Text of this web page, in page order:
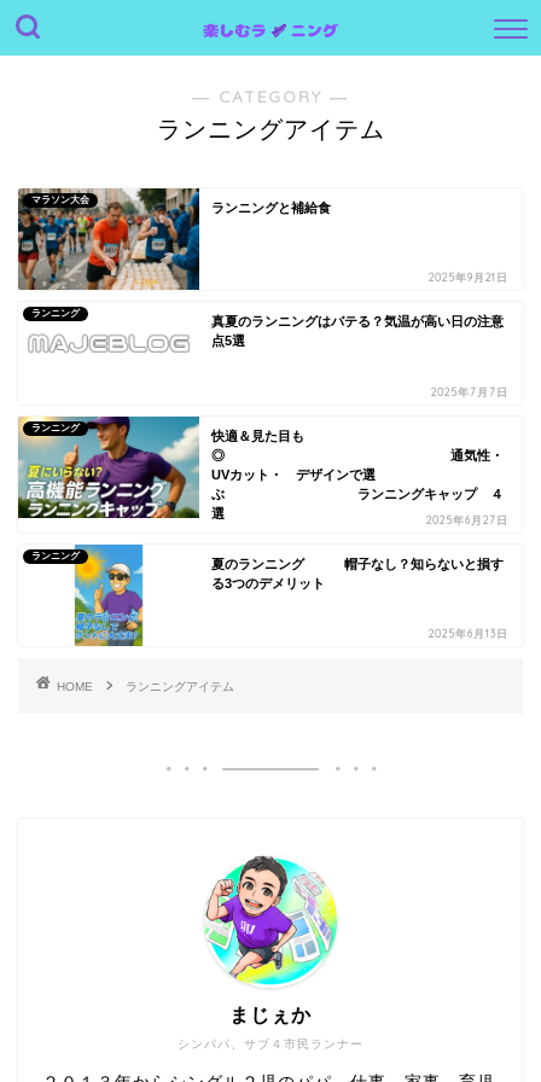
― CATEGORY ―
ランニングアイテム
マラソン大会
ランニングと補給食
2025年9月21日
ランニング
真夏のランニングはバテる？気温が高い日の注意
点5選
2025年7月7日
ランニング
快適＆見た目も
◎ 通気性・
UVカット・ デザインで選
ぶ ランニングキャップ ４
選
2025年6月27日
ランニング
夏のランニング 帽子なし？知らないと損す
る3つのデメリット
2025年6月13日
HOME ランニングアイテム
シンパパ、サブ４市民ランナー
まじぇか